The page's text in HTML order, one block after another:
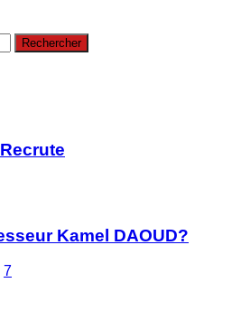
Kamel DAOUD?
7